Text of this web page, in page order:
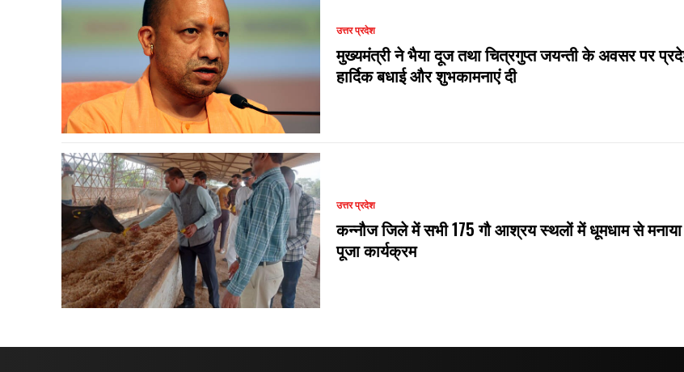
उत्तर प्रदेश
मुख्यमंत्री ने भैया दूज तथा चित्रगुप्त जयन्ती के अवसर पर
हार्दिक बधाई और शुभकामनाएं दी
उत्तर प्रदेश
कन्नौज जिले में सभी 175 गौ आश्रय स्थलों में धूमधाम से मनाया
पूजा कार्यक्रम